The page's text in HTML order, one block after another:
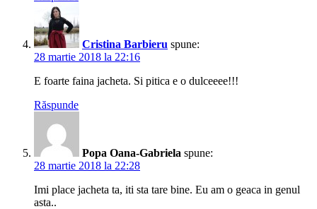
Cristina Barbieru spune:
28 martie 2018 la 22:16
E foarte faina jacheta. Si pitica e o dulceeee!!!
Răspunde
Popa Oana-Gabriela spune:
28 martie 2018 la 22:28
Imi place jacheta ta, iti sta tare bine. Eu am o geaca in genul
asta..